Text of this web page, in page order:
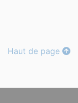
Haut de page